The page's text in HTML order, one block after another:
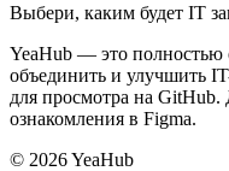
Выбери, каким будет IT
YeaHub — это полностью
объединить и улучшить
для просмотра на GitHub.
ознакомления в Figma.
© 2026YeaHub